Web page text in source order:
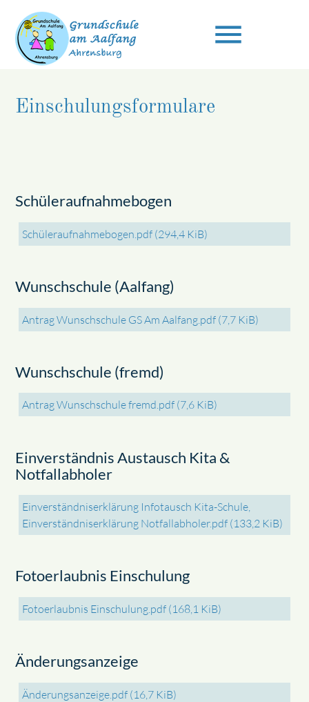
menu
Suchbegriffe
Einschulungsformulare
Schüleraufnahmebogen
Schüleraufnahmebogen.pdf (294,4 KiB)
Wunschschule (Aalfang)
Antrag Wunschschule GS Am Aalfang.pdf (7,7 KiB)
Wunschschule (fremd)
Antrag Wunschschule fremd.pdf (7,6 KiB)
Einverständnis Austausch Kita &
Notfallabholer
Einverständniserklärung Infotausch Kita-Schule,
Einverständniserklärung Notfallabholer.pdf (133,2 KiB)
Fotoerlaubnis Einschulung
Fotoerlaubnis Einschulung.pdf (168,1 KiB)
Änderungsanzeige
Änderungsanzeige.pdf (16,7 KiB)